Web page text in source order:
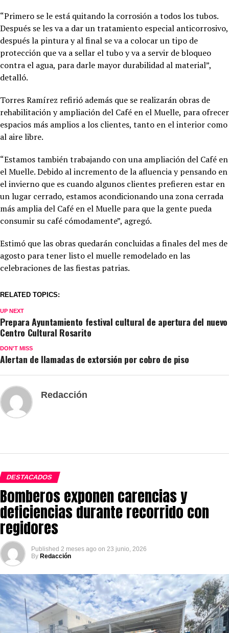
“Primero se le está quitando la corrosión a todos los tubos.
Después se les va a dar un tratamiento especial anticorrosivo,
después la pintura y al final se va a colocar un tipo de
protección que va a sellar el tubo y va a servir de bloqueo
contra el agua, para darle mayor durabilidad al material”,
detalló.
Torres Ramírez refirió además que se realizarán obras de
rehabilitación y ampliación del Café en el Muelle, para ofrecer
espacios más amplios a los clientes, tanto en el interior como
al aire libre.
“Estamos también trabajando con una ampliación del Café en
el Muelle. Debido al incremento de la afluencia y pensando en
el invierno que es cuando algunos clientes prefieren estar en
un lugar cerrado, estamos acondicionando una zona cerrada
más amplia del Café en el Muelle para que la gente pueda
consumir su café cómodamente”, agregó.
Estimó que las obras quedarán concluidas a finales del mes de
agosto para tener listo el muelle remodelado en las
celebraciones de las fiestas patrias.
RELATED TOPICS:
UP NEXT
Prepara Ayuntamiento festival cultural de apertura del nuevo
Centro Cultural Rosarito
DON'T MISS
Alertan de llamadas de extorsión por cobro de piso
Redacción
DESTACADOS
Bomberos exponen carencias y
deficiencias durante recorrido con
regidores
Published 2 meses ago on 23 junio, 2026
By Redacción